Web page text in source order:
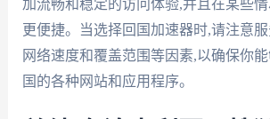
加流畅和稳定的访问体验,并且在某些
更便捷。当选择回国加速器时,请注意服
网络速度和覆盖范围等因素,以确保你
国的各种网站和应用程序。